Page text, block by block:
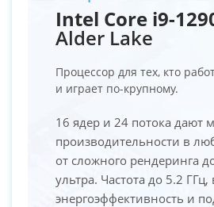
Intel Core i9-
Alder Lake
Процессор для тех, кто
и играет по-крупному.
16 ядер и 24 потока дают
производительности в
от сложного рендеринга
ультра. Частота до 5.2 ГГц,
энергоэффективность и